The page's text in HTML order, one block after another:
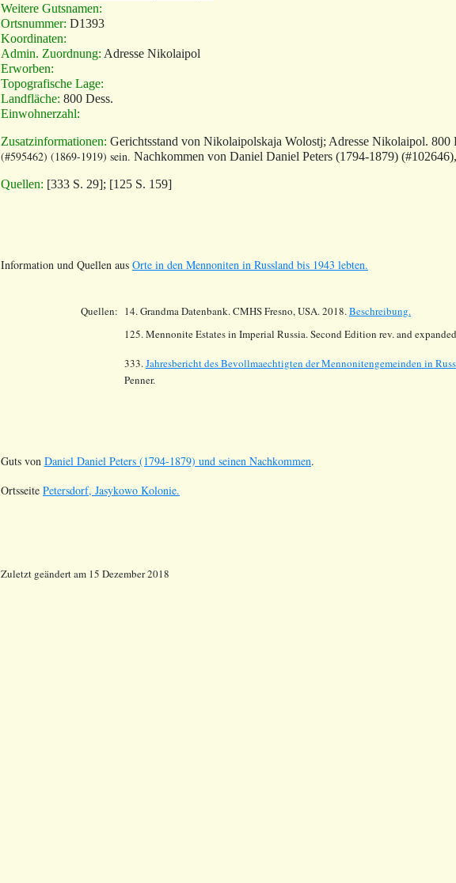
Weitere Gutsnamen:
Ortsnummer: D1393
Koordinaten:
Admin. Zuordnung: Adresse Nikolaipol
Erworben:
Topografische Lage:
Landfläche: 800 Dess.
Einwohnerzahl:
Zusatzinformationen: Gerichtsstand von Nikolaipolskaja Wolostj; Adresse Nikolaipol. 800
(#595462) (1869-1919) sein. Nachkommen von Daniel Daniel Peters (1794-1879) (#102646)
Quellen: [333 S. 29]; [125 S. 159]
Information und Quellen aus Orte in den Mennoniten in Russland bis 1943 lebten.
Quellen: 14.Grandma Datenbank. CMHS Fresno, USA. 2018.Beschreibung.
125. Mennonite Estates in Imperial Russia. Second Edition rev. and
333.Jahresbericht des Bevollmaechtigten der Mennonitengemeinden in
Penner.
Guts von Daniel Daniel Peters (1794-1879) und seinen Nachkommen.
Ortsseite Petersdorf, Jasykowo Kolonie.
Zuletzt geändert am 15 Dezember 2018